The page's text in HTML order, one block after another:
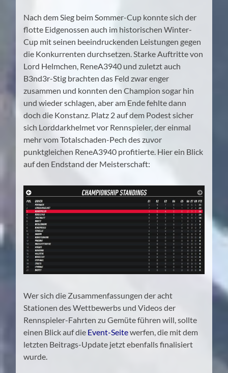
Nach dem Sieg beim Sommer-Cup konnte sich der
flotte Eidgenossen auch im historischen Winter-
Cup mit seinen beeindruckenden Leistungen gegen
die Konkurrenten durchsetzen. Starke Auftritte von
Lord Helmchen, ReneA3940 und zuletzt auch
B3nd3r-Stig brachten das Feld zwar enger
zusammen und konnten den Champion sogar hin
und wieder schlagen, aber am Ende fehlte dann
doch die Konstanz. Platz 2 auf dem Podest sicher
sich Lorddarkhelmet vor Rennspieler, der einmal
mehr vom Totalschaden-Pech des zuvor
punktgleichen ReneA3940 profitierte. Hier ein Blick
auf den Endstand der Meisterschaft:
Wer sich die Zusammenfassungen der acht
Stationen des Wettbewerbs und Videos der
Rennspieler-Fahrten zu Gemüte führen will, sollte
einen Blick auf die Event-Seitewerfen, die mit dem
letzten Beitrags-Update jetzt ebenfalls finalisiert
wurde.